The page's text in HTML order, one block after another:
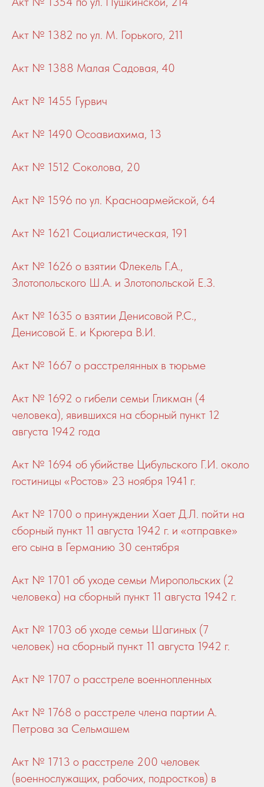
Акт № 1382 по ул. М. Горького, 211
Акт № 1388 Малая Садовая, 40
Акт № 1455 Гурвич
Акт № 1490 Осоавиахима, 13
Акт № 1512 Соколова, 20
Акт № 1596 по ул. Красноармейской, 64
Акт № 1621 Социалистическая, 191
Акт № 1626 о взятии Флекель Г.А.,
Злотопольского Ш.А. и Злотопольской Е.З.
Акт № 1635 о взятии Денисовой Р.С.,
Денисовой Е. и Крюгера В.И.
Акт № 1667 о расстрелянных в тюрьме
Акт № 1692 о гибели семьи Гликман (4
человека), явившихся на сборный пункт 12
августа 1942 года
Акт № 1694 об убийстве Цибульского Г.И. около
гостиницы «Ростов» 23 ноября 1941 г.
Акт № 1700 о принуждении Хает Д.Л. пойти на
сборный пункт 11 августа 1942 г. и «отправке»
его сына в Германию 30 сентября
Акт № 1701 об уходе семьи Миропольских (2
человека) на сборный пункт 11 августа 1942 г.
Акт № 1703 об уходе семьи Шагиных (7
человек) на сборный пункт 11 августа 1942 г.
Акт № 1707 о расстреле военнопленных
Акт № 1768 о расстреле члена партии А.
Петрова за Сельмашем
Акт № 1713 о расстреле 200 человек
(военнослужащих, рабочих, подростков) в